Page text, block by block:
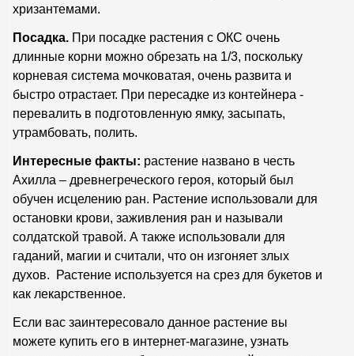
хризантемами.
Посадка. При посадке растения с ОКС очень
длинные корни можно обрезать на 1/3, поскольку
корневая система мочковатая, очень развита и
быстро отрастает. При пересадке из контейнера -
перевалить в подготовленную ямку, засыпать,
утрамбовать, полить.
Интересные факты: растение названо в честь
Ахилла – древнегреческого героя, который был
обучен исцелению ран. Растение использовали для
остановки крови, заживления ран и называли
солдатской травой. А также использовали для
гаданий, магии и считали, что он изгоняет злых
духов. Растение используется на срез для букетов и
как лекарственное.
Если вас заинтересовало данное растение вы
можете купить его в интернет-магазине, узнать